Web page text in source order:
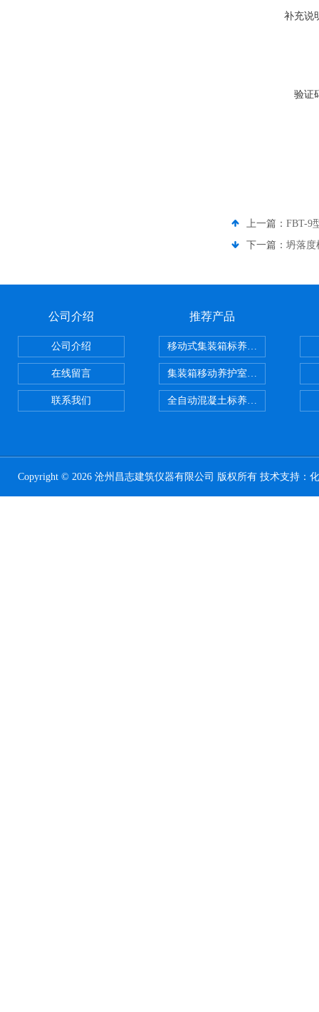
补充说
验证
上一篇： FBT-9
下一篇： 坍落度
公司介绍
公司介绍
在线留言
联系我们
推荐产品
移动式集装箱标养室 养护室设备
集装箱移动养护室 标养室
全自动混凝土标养室恒温恒湿设备
Copyright © 2026 沧州昌志建筑仪器有限公司 版权所有 技术支持：